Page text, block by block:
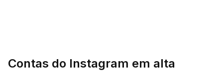
Contas do Instagram em alta